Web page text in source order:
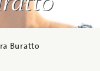
Buratto